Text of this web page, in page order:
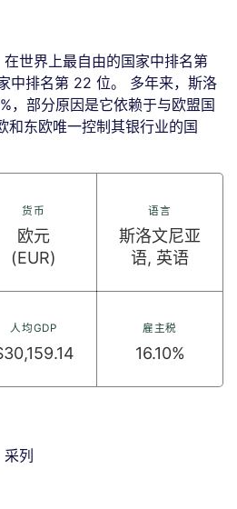
世界上最自由的国家中排名第
中排名第 22 位。 多年来，斯洛
，部分原因是它依赖于与欧盟国
和东欧唯一控制其银行业的国
货币
欧元
(EUR)
语言
斯洛文尼亚
语, 英语
人均GDP 雇主税
16.10%
采列